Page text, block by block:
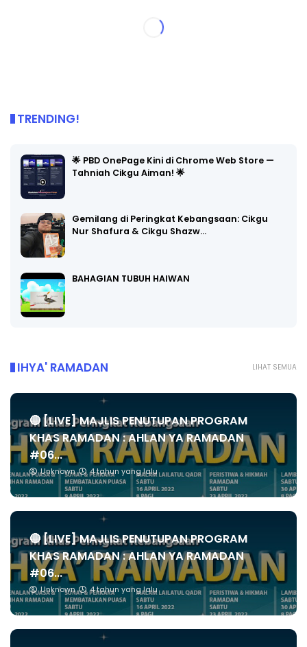
TRENDING!
🌟 PBD OnePage Kini di Chrome Web Store —
Tahniah Cikgu Aiman! 🌟
Gemilang di Peringkat Kebangsaan: Cikgu
Nur Shafura & Cikgu Shazw…
BAHAGIAN TUBUH HAIWAN
LIHAT SEMUA
IHYA' RAMADAN
🔴 [LIVE] MAJLIS PENUTUPAN PROGRAM
KHAS RAMADAN : AHLAN YA RAMADAN
#06...
Unknown 4 tahun yang lalu
🔴 [LIVE] MAJLIS PENUTUPAN PROGRAM
KHAS RAMADAN : AHLAN YA RAMADAN
#06...
Unknown 4 tahun yang lalu